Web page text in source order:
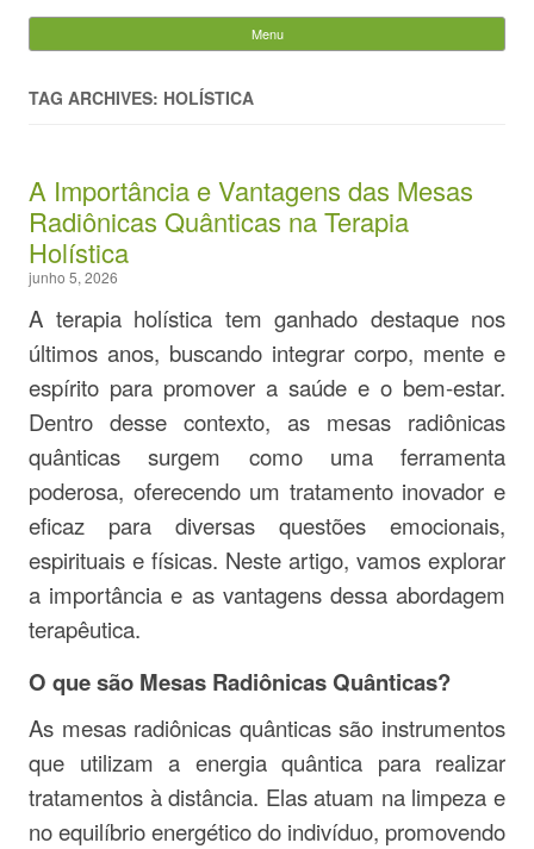
Evandro Legramonte
por:
Menu
TAG ARCHIVES: HOLÍSTICA
A Importância e Vantagens das Mesas
Radiônicas Quânticas na Terapia
Holística
junho 5, 2026
A terapia holística tem ganhado destaque nos
últimos anos, buscando integrar corpo, mente e
espírito para promover a saúde e o bem-estar.
Dentro desse contexto, as mesas radiônicas
quânticas surgem como uma ferramenta
poderosa, oferecendo um tratamento inovador e
eficaz para diversas questões emocionais,
espirituais e físicas. Neste artigo, vamos explorar
a importância e as vantagens dessa abordagem
terapêutica.
O que são Mesas Radiônicas Quânticas?
As mesas radiônicas quânticas são instrumentos
que utilizam a energia quântica para realizar
tratamentos à distância. Elas atuam na limpeza e
no equilíbrio energético do indivíduo, promovendo